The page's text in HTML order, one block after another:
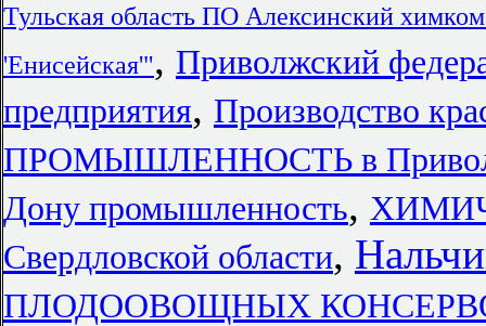
Тульская область ПО Алексинский
'Енисейская'", Приволжский
предприятия, Производство
ПРОМЫШЛЕННОСТЬ в
Дону промышленность,
Свердловской области,
ПЛОДООВОЩНЫХ